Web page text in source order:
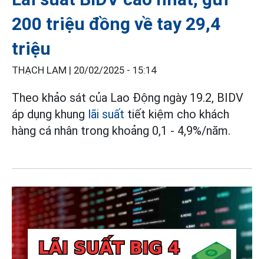
200 triệu đồng về tay 29,4
triệu
THẠCH LAM | 20/02/2025 - 15:14
Theo khảo sát của Lao Động ngày 19.2, BIDV
áp dụng khung lãi suất tiết kiệm cho khách
hàng cá nhân trong khoảng 0,1 - 4,9%/năm.